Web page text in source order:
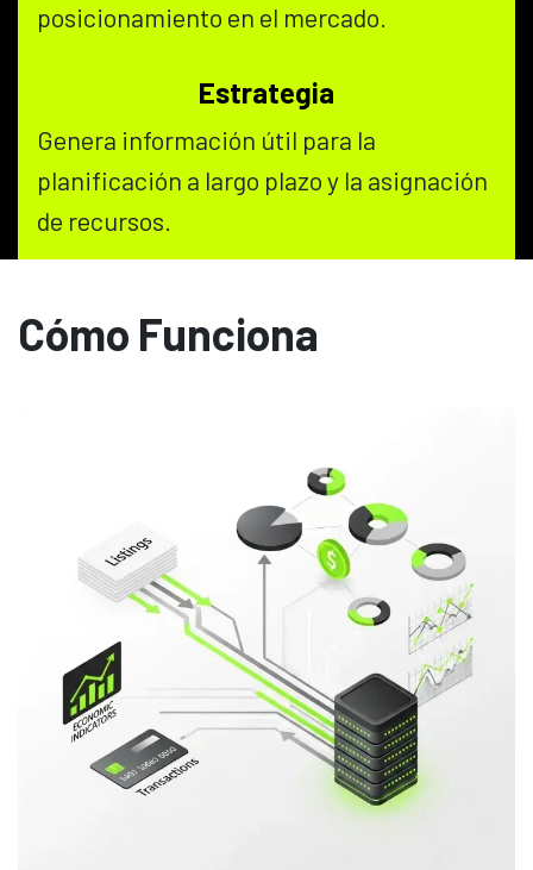
posicionamiento en el mercado.
Estrategia
Genera información útil para la
planificación a largo plazo y la asignación
de recursos.
Cómo Funciona